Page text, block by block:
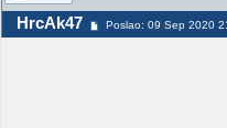
HrcAk47 Poslao: 09 Sep 2020